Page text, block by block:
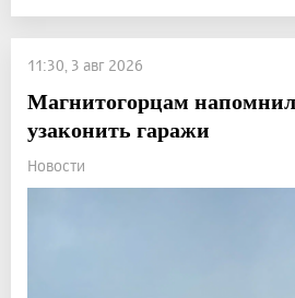
11:30, 3 авг 2026
Магнитогорцам
узаконить гаражи
Новости